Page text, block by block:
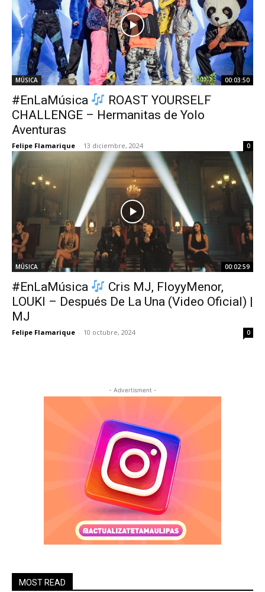
MÚSICA 00:03:50
#EnLaMúsica
ROAST YOURSELF
CHALLENGE – Hermanitas de Yolo
Aventuras
Felipe Flamarique - 13 diciembre, 2024 0
MÚSICA 00:02:59
#EnLaMúsica
Cris MJ, FloyyMenor,
LOUKI – Después De La Una (Video Oficial) |
MJ
Felipe Flamarique - 10 octubre, 2024 0
- Advertisment -
MOST READ